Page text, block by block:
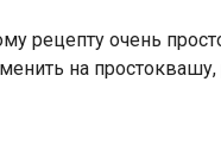
рецепту очень
на простоквашу,